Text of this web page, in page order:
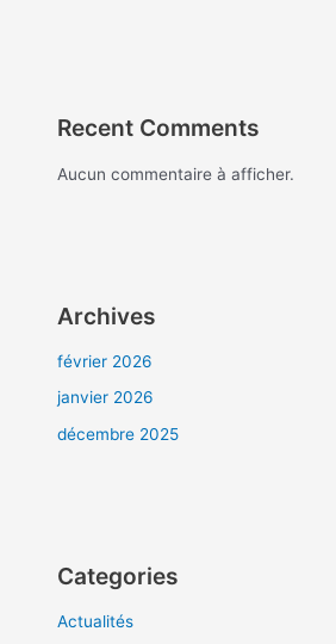
Recent Comments
Aucun commentaire à afficher.
Archives
février 2026
janvier 2026
décembre 2025
Categories
Actualités